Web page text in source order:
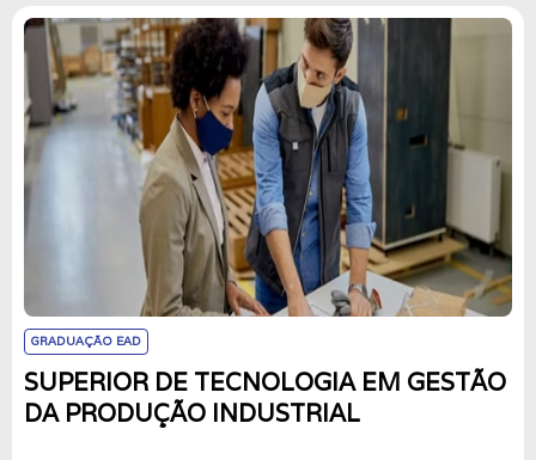
GRADUAÇÃO EAD
SUPERIOR DE TECNOLOGIA EM GESTÃO
DA PRODUÇÃO INDUSTRIAL